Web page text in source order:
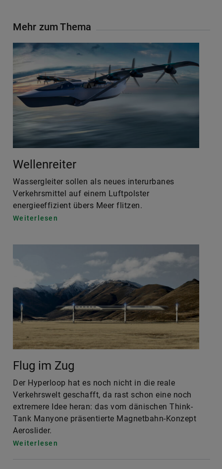
Mehr zum Thema
Wellenreiter
Wassergleiter sollen als neues interurbanes
Verkehrsmittel auf einem Luftpolster
energieeffizient übers Meer flitzen.
Weiterlesen
Flug im Zug
Der Hyperloop hat es noch nicht in die reale
Verkehrswelt geschafft, da rast schon eine noch
extremere Idee heran: das vom dänischen Think-
Tank Manyone präsentierte Magnetbahn-Konzept
Aeroslider.
Weiterlesen